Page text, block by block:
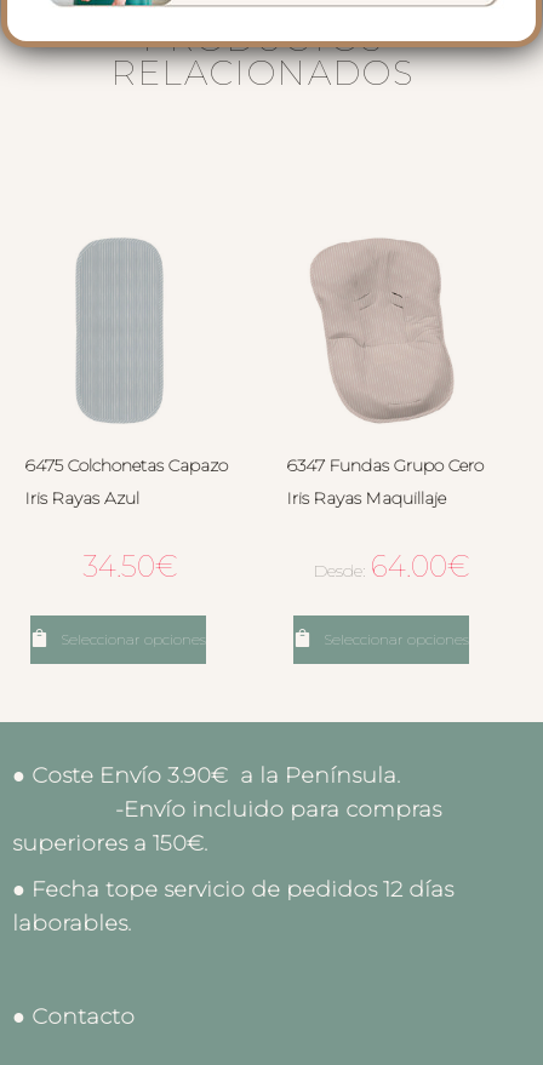
PRODUCTOS
RELACIONADOS
6475 Colchonetas Capazo
Iris Rayas Azul
34.50€
Seleccionar opciones
6347 Fundas Grupo Cero
Iris Rayas Maquillaje
Desde: 64.00€
Seleccionar opciones
● Coste Envío 3.90€ a la Península.
-Envío incluido para compras
superiores a 150€.
● Fecha tope servicio de pedidos 12 días
laborables.
● Contacto